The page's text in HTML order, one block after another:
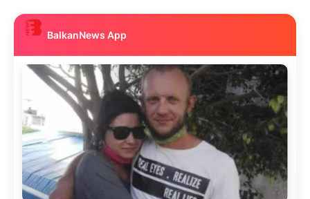
BalkanNews App